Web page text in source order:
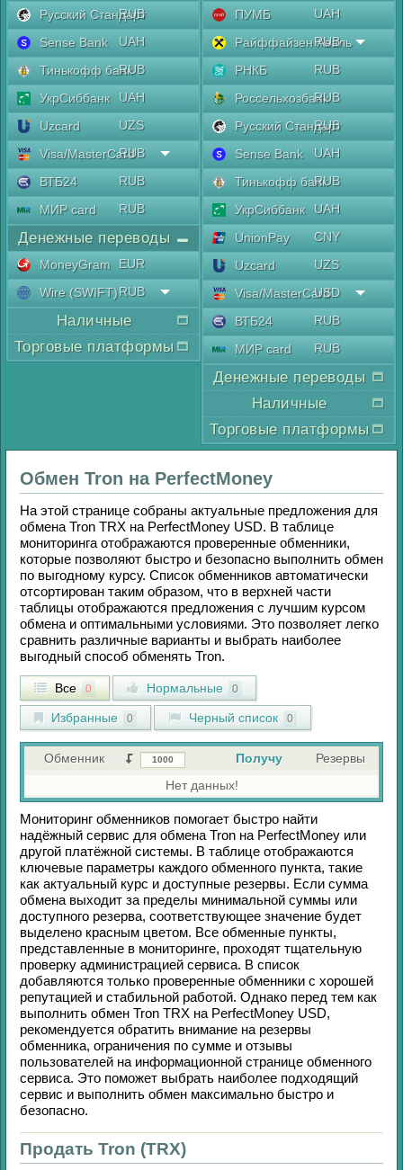
Русский Стандарт
RUB
Sense Bank
UAH
Тинькофф банкRUB
УкрСиббанк
UAH
Uzcard
UZS
Visa/MasterCard
RUB
ВТБ24
RUB
МИР card
RUB
Денежные переводы
MoneyGram
EUR
Wire (SWIFT)RUB
Наличные
Торговые платформы
ПУМБ
UAH
Райффайзен Аваль
RUB
РНКБ
RUB
РоссельхозбанкRUB
Русский Стандарт
RUB
Sense Bank
UAH
Тинькофф банкRUB
УкрСиббанк
UAH
UnionPay
CNY
Uzcard
UZS
Visa/MasterCard
USD
ВТБ24
RUB
МИР card
RUB
Денежные переводы
Наличные
Торговые платформы
Обмен Tron на PerfectMoney
На этой странице собраны актуальные предложения для
обмена Tron TRX на PerfectMoney USD. В таблице
мониторинга отображаются проверенные обменники,
которые позволяют быстро и безопасно выполнить обмен
по выгодному курсу. Список обменников автоматически
отсортирован таким образом, что в верхней части
таблицы отображаются предложения с лучшим курсом
обмена и оптимальными условиями. Это позволяет легко
сравнить различные варианты и выбрать наиболее
выгодный способ обменять Tron.
Все 0 Нормальные 0
Избранные 0 Черный список 0
Обменник Получу
Резервы
Нет данных!
Мониторинг обменников помогает быстро найти
надёжный сервис для обмена Tron на PerfectMoney или
другой платёжной системы. В таблице отображаются
ключевые параметры каждого обменного пункта, такие
как актуальный курс и доступные резервы. Если сумма
обмена выходит за пределы минимальной суммы или
доступного резерва, соответствующее значение будет
выделено красным цветом. Все обменные пункты,
представленные в мониторинге, проходят тщательную
проверку администрацией сервиса. В список
добавляются только проверенные обменники с хорошей
репутацией и стабильной работой. Однако перед тем как
выполнить обмен Tron TRX на PerfectMoney USD,
рекомендуется обратить внимание на резервы
обменника, ограничения по сумме и отзывы
пользователей на информационной странице обменного
сервиса. Это поможет выбрать наиболее подходящий
сервис и выполнить обмен максимально быстро и
безопасно.
Продать Tron (TRX)